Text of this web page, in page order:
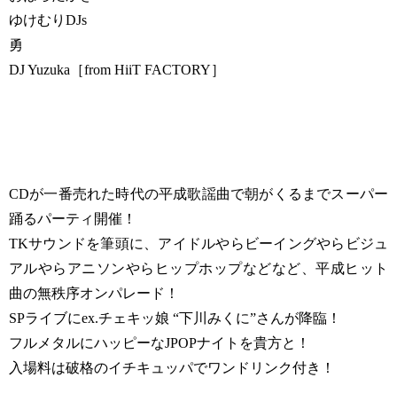
ゆけむりDJs
勇
DJ Yuzuka［from HiiT FACTORY］
CDが一番売れた時代の平成歌謡曲で朝がくるまでスーパー
踊るパーティ開催！
TKサウンドを筆頭に、アイドルやらビーイングやらビジュ
アルやらアニソンやらヒップホップなどなど、平成ヒット
曲の無秩序オンパレード！
SPライブにex.チェキッ娘 “下川みくに”さんが降臨！
フルメタルにハッピーなJPOPナイトを貴方と！
入場料は破格のイチキュッパでワンドリンク付き！